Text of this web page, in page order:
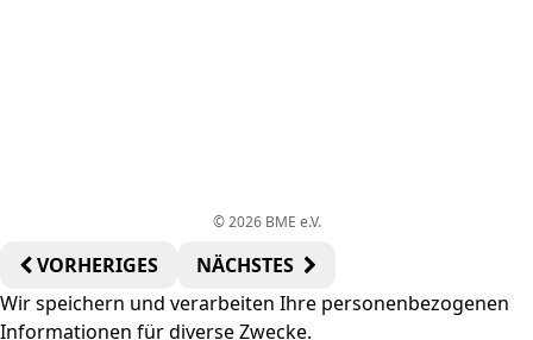
© 2026 BME e.V.
VORHERIGES
NÄCHSTES
Wir speichern und verarbeiten Ihre personenbezogenen
Informationen für diverse Zwecke.